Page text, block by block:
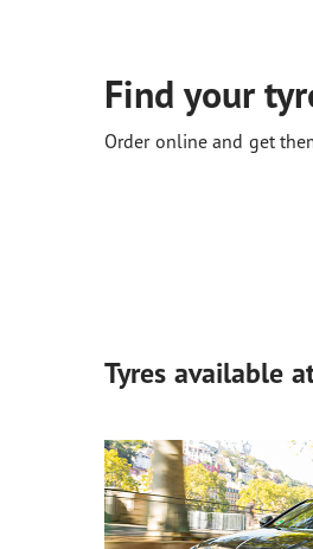
Find your
Order online and get
Tyres available